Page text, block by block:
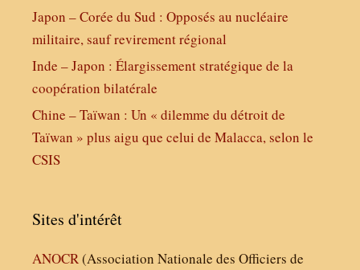
Japon – Corée du Sud : Opposés au nucléaire
militaire, sauf revirement régional
Inde – Japon : Élargissement stratégique de la
coopération bilatérale
Chine – Taïwan : Un « dilemme du détroit de
Taïwan » plus aigu que celui de Malacca, selon le
CSIS
Sites d'intérêt
ANOCR (Association Nationale des Officiers de